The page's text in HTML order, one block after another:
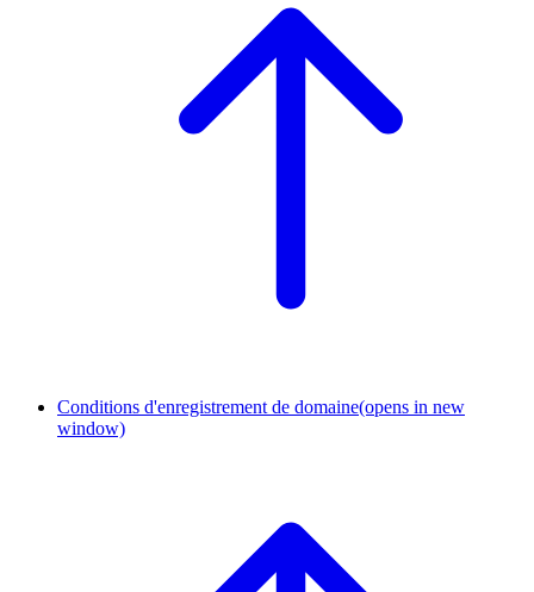
Conditions d'enregistrement de domaine(opens in new
window)